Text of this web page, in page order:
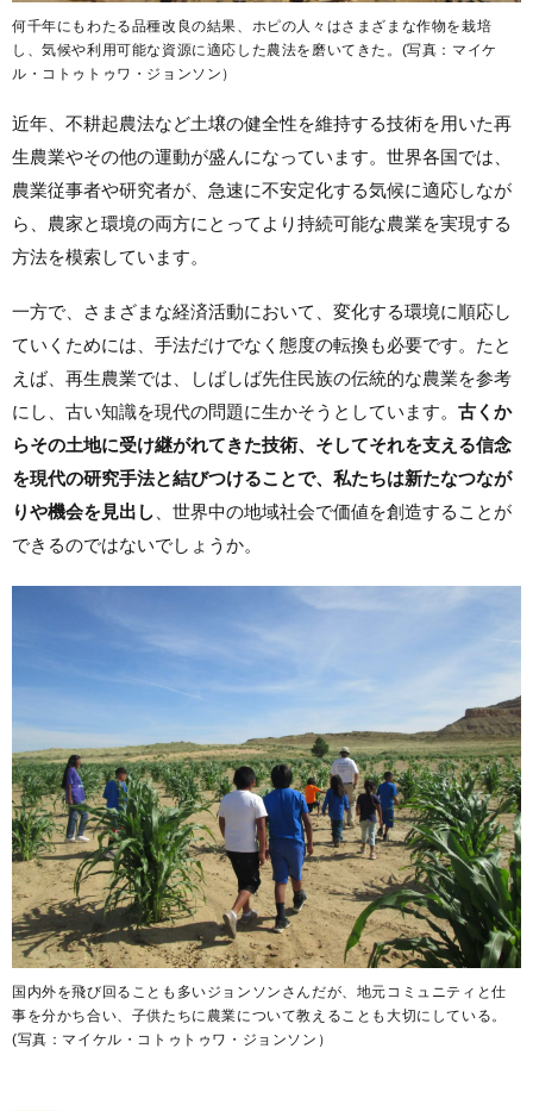
何千年にもわたる品種改良の結果、ホピの人々はさまざまな作物を栽培
し、気候や利用可能な資源に適応した農法を磨いてきた。(写真：マイケ
ル・コトゥトゥワ・ジョンソン）
近年、不耕起農法など土壌の健全性を維持する技術を用いた再
生農業やその他の運動が盛んになっています。世界各国では、
農業従事者や研究者が、急速に不安定化する気候に適応しなが
ら、農家と環境の両方にとってより持続可能な農業を実現する
方法を模索しています。
一方で、さまざまな経済活動において、変化する環境に順応し
ていくためには、手法だけでなく態度の転換も必要です。たと
えば、再生農業では、しばしば先住民族の伝統的な農業を参考
にし、古い知識を現代の問題に生かそうとしています。 古くか
らその土地に受け継がれてきた技術、そしてそれを支える信念
を現代の研究手法と結びつけることで、私たちは新たなつなが
りや機会を見出し 、世界中の地域社会で価値を創造することが
できるのではないでしょうか。
国内外を飛び回ることも多いジョンソンさんだが、地元コミュニティと仕
事を分かち合い、子供たちに農業について教えることも大切にしている。
(写真：マイケル・コトゥトゥワ・ジョンソン）